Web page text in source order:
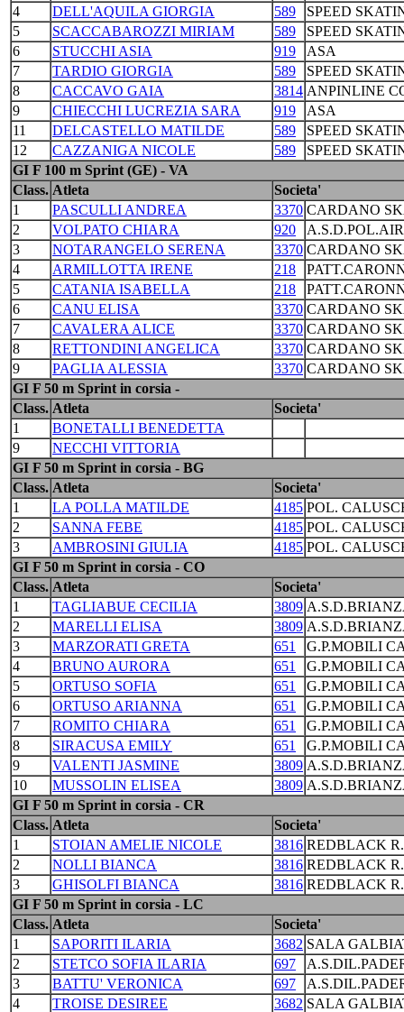
4 DELL'AQUILA GIORGIA 589
SPEED
5
SCACCABAROZZI MIRIAM 589
SPEED
6
STUCCHI ASIA 919
ASA
7
TARDIO GIORGIA 589
SPEED
8
CACCAVO GAIA 3814 ANPINLINE
9
CHIECCHI LUCREZIA SARA 919
ASA
11
DELCASTELLO MATILDE 589
SPEED
12
CAZZANIGA NICOLE 589
SPEED
GI F 100 m Sprint (GE) - VA
Class. Atleta
Societa'
1
PASCULLI ANDREA 3370 CARDANO
2
VOLPATO CHIARA 920
3
NOTARANGELO SERENA 3370 CARDANO
4
ARMILLOTTA IRENE 218
5
CATANIA ISABELLA 218
6
CANU ELISA 3370 CARDANO
7
CAVALERA ALICE 3370 CARDANO
8
RETTONDINI ANGELICA 3370 CARDANO
9
PAGLIA ALESSIA 3370 CARDANO
GI F 50 m Sprint in corsia -
Class. Atleta
Societa'
1
BONETALLI BENEDETTA
9
NECCHI VITTORIA
GI F 50 m Sprint in corsia - BG
Class. Atleta
Societa'
1
LA POLLA MATILDE 4185 POL.
2
SANNA FEBE 4185 POL.
3
AMBROSINI GIULIA 4185 POL.
GI F 50 m Sprint in corsia - CO
Class. Atleta
Societa'
1
TAGLIABUE CECILIA 3809
2
MARELLI ELISA 3809
3
MARZORATI GRETA 651
G.P.MOBILI
4
BRUNO AURORA 651
G.P.MOBILI
5
ORTUSO SOFIA 651
G.P.MOBILI
6
ORTUSO ARIANNA 651
G.P.MOBILI
7
ROMITO CHIARA 651
G.P.MOBILI
8
SIRACUSA EMILY 651
G.P.MOBILI
9
VALENTI JASMINE 3809
10
MUSSOLIN ELISEA 3809
GI F 50 m Sprint in corsia - CR
Class. Atleta
Societa'
1
STOIAN AMELIE NICOLE 3816 REDBLACK
2
NOLLI BIANCA 3816 REDBLACK
3
GHISOLFI BIANCA 3816 REDBLACK
GI F 50 m Sprint in corsia - LC
Class. Atleta
Societa'
1
SAPORITI ILARIA 3682 SALA
2
STETCO SOFIA ILARIA 697
3
BATTU' VERONICA 697
4
TROISE DESIREE 3682 SALA